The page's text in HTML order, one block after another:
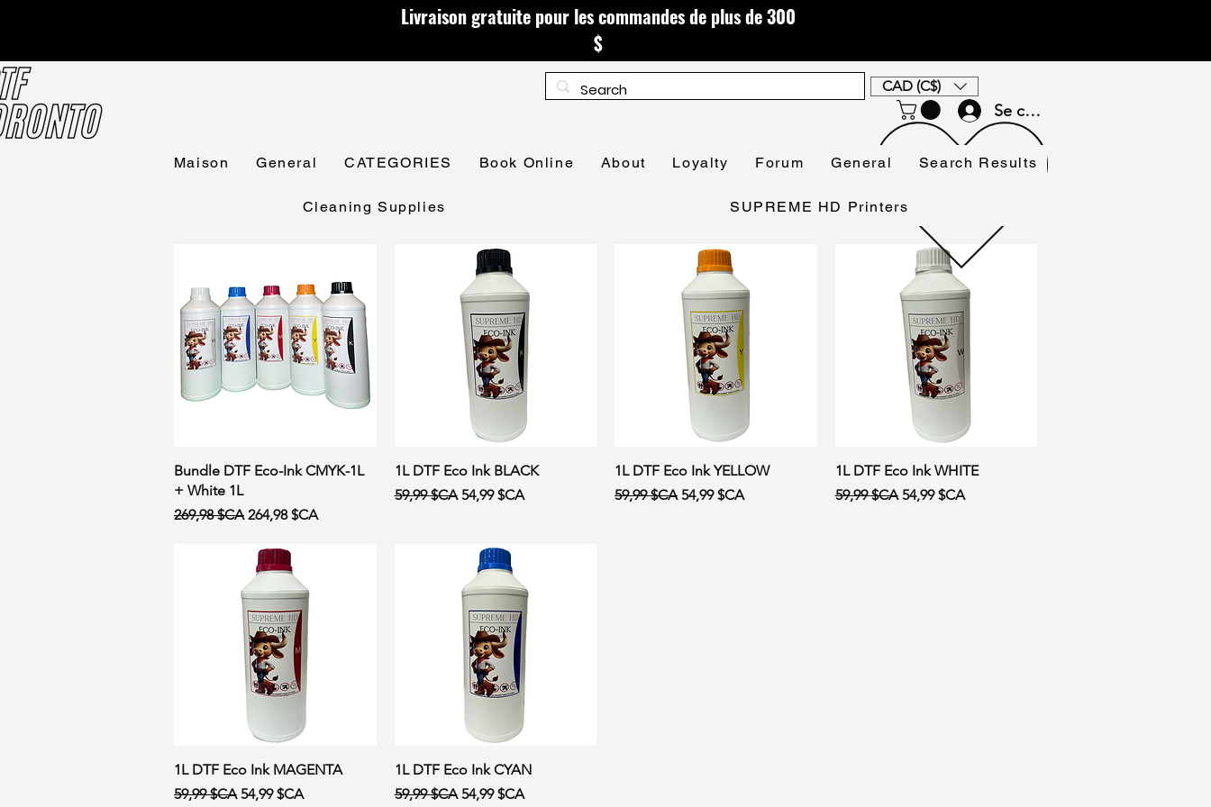
Livraison gratuite pour les commandes de plus de 300
$
CAD (C$)
Se connecter
Maison General CATEGORIES Book Online About Loyalty Forum General Search Results
Cleaning Supplies SUPREME HD Printers
Aperçu rapide
Bundle DTF Eco-Ink CMYK-1L
+ White 1L
Prix original
269,98 $CA Prix promotionnel
264,98 $CA
Aperçu rapide
1L DTF Eco Ink BLACK
Prix original
59,99 $CA Prix promotionnel
54,99 $CA
Aperçu rapide
1L DTF Eco Ink YELLOW
Prix original
59,99 $CA Prix promotionnel
54,99 $CA
Aperçu rapide
1L DTF Eco Ink WHITE
Prix original
59,99 $CA Prix promotionnel
54,99 $CA
Aperçu rapide
1L DTF Eco Ink MAGENTA
Prix original
59,99 $CA Prix promotionnel
54,99 $CA
Aperçu rapide
1L DTF Eco Ink CYAN
Prix original
59,99 $CA Prix promotionnel
54,99 $CA